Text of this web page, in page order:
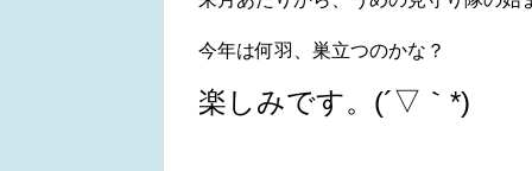
今年は何羽、巣立つのかな？
楽しみです。(´▽｀*)